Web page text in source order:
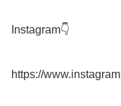
Instagram👇
https://